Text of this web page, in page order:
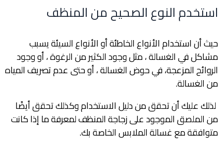
استخدم النوع الصحيح من المنظف
حيث أن استخدام الأنواع الخاطئة أو الأنواع السيئة يسبب
مشاكل في الغسالة ، مثل وجود الكثير من الرغوة ، أو وجود
الروائح المزعجة، في حوض الغسالة ، أو حتى عدم تصريف المياه
من الغسالة.
لذلك عليك أن تحقق من دليل الاستخدام وكذلك تحقق أيضًا
من الملصق الموجود على زجاجة المنظف لمعرفة ما إذا كانت
متوافقة مع غسالة الملابس الخاصة بك.